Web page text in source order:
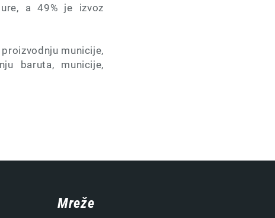
a 49% je izvoz
municije,
baruta, municije,
Mreže